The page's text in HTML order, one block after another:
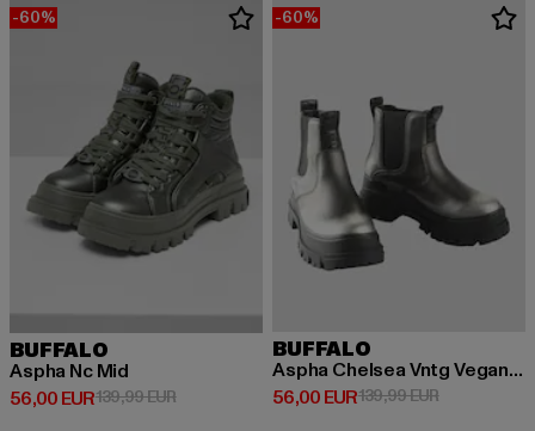
-60%
BUFFALO
Aspha Nc Mid
56,00 EUR
Derzeitiger Preis: 56,00 EUR
139,99 EURAktionspreis: 139,99 EUR
-60%
BUFFALO
Aspha Chelsea Vntg Vegan Nappa
56,00 EUR
Derzeitiger Preis: 56,00 EUR
139,99 EURAktionspreis: